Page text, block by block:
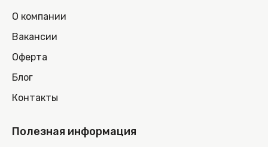
О компании
Вакансии
Оферта
Блог
Контакты
Полезная информация